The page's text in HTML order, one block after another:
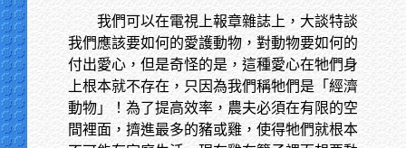
我們可以在電視上報章雜誌上，大談特談
我們應該要如何的愛護動物，對動物要如何的
付出愛心，但是奇怪的是，這種愛心在牠們身
上根本就不存在，只因為我們稱牠們是「經濟
動物」！為了提高效率，農夫必須在有限的空
間裡面，擠進最多的豬或雞，使得牠們就根本